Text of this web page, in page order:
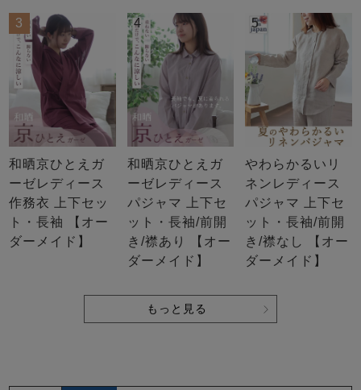
3
和晒京ひとえガ
ーゼレディース
作務衣 上下セッ
ト・長袖 【オー
ダーメイド】
4
和晒京ひとえガ
ーゼレディース
パジャマ 上下セ
ット・長袖/前開
き/襟あり 【オー
ダーメイド】
5
やわらかるいリ
ネンレディース
パジャマ 上下セ
ット・長袖/前開
き/襟なし 【オー
ダーメイド】
もっと見る